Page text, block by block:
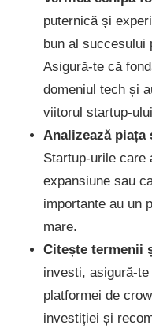
puternică și
bun al succesului
Asigură-te că
domeniul tech și
viitorul startup-
Analizează
Startup-urile care
expansiune sau
importante au un
mare.
Citește termenii
investi, asigură-
platformei de
investiției și